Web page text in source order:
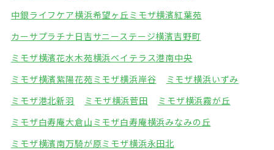
中銀ライフケア横浜希望ヶ丘 ミモザ横濱紅葉苑
カーサプラチナ日吉サニーステージ横濱吉野町
ミモザ横濱花水木苑横浜ベイテラス港南中央
ミモザ横濱紫陽花苑ミモザ横浜岸谷
ミモザ横浜いずみ
ミモザ港北新羽
ミモザ横浜菅田
ミモザ横浜霧が丘
ミモザ白寿庵大倉山 ミモザ白寿庵横浜みなみの丘
ミモザ横濱南万騎が原ミモザ横浜永田北